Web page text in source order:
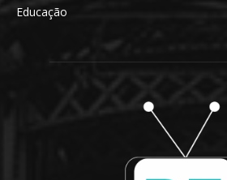
Educação